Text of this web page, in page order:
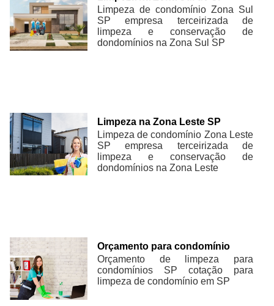
Limpeza de condomínio Zona Sul
SP empresa terceirizada de
limpeza e conservação de
dondomínios na Zona Sul SP
Limpeza na Zona Leste SP
Limpeza de condomínio Zona Leste
SP empresa terceirizada de
limpeza e conservação de
dondomínios na Zona Leste
Orçamento para condomínio
Orçamento de limpeza para
condomínios SP cotação para
limpeza de condomínio em SP